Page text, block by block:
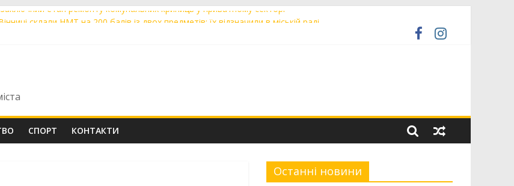
етап ремонту комунальних криниць у приватному секторі
чергове засідання виконавчого комітету міської ради
СПОРТ КОНТАКТИ
Останні новини